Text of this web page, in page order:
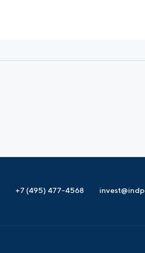
+7 (495) 477-4568